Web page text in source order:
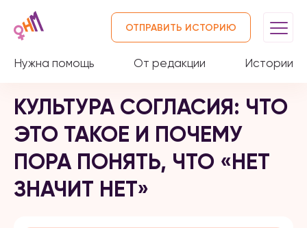
Нужна помощь От редакции Истории
ОТПРАВИТЬ ИСТОРИЮ
КУЛЬТУРА СОГЛАСИЯ: ЧТО
ЭТО ТАКОЕ И ПОЧЕМУ
ПОРА ПОНЯТЬ, ЧТО «НЕТ
ЗНАЧИТ НЕТ»